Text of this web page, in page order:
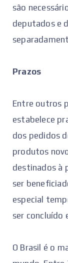
são
deputados e
Prazos
Entre outros
estabelece
dos pedidos
produtos
destinados à
ser
especial
ser concluído
O Brasil é o